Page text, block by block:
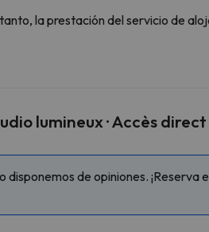
la prestación del servicio de
lumineux · Accès
de opiniones.